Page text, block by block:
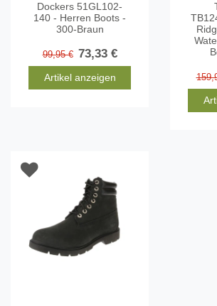
Dockers 51GL102-
140 - Herren Boots -
300-Braun
99,95 € 73,33 €
Artikel anzeigen